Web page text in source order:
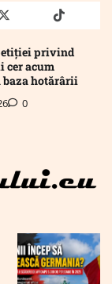
twitter truthtiktok
privind
cer acum
baza hotărârii
0